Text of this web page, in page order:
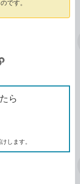
です。
ク
を
コ
ら
します。